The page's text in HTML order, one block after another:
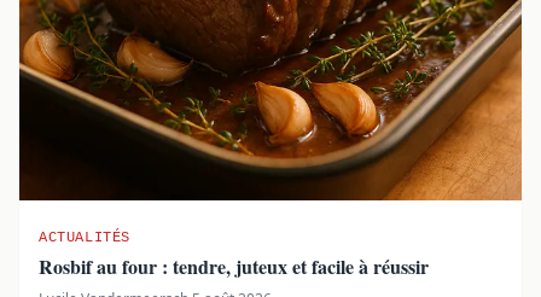
ACTUALITÉS
Rosbif au four : tendre, juteux et facile à réussir